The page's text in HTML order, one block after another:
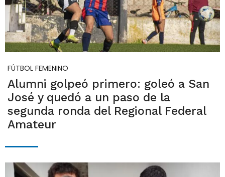
FÚTBOL FEMENINO
Alumni golpeó primero: goleó a San
José y quedó a un paso de la
segunda ronda del Regional Federal
Amateur